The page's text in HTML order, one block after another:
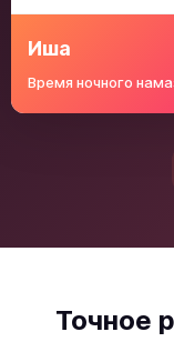
Иша
Время ночного
Точное